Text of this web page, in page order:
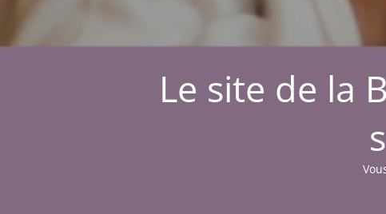
Le site de la